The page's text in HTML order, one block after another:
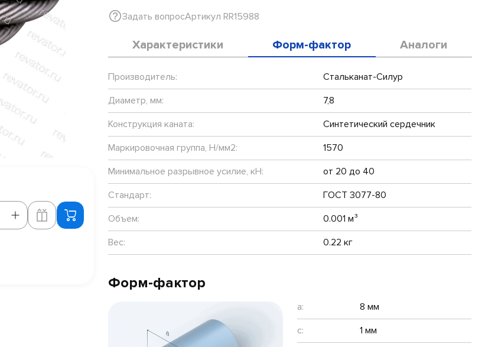
Задать вопросАртикул RR15988
Характеристики Форм-фактор Аналоги
Производитель:
Стальканат-Силур
Диаметр, мм:
7,8
Конструкция каната:
Синтетический сердечник
Маркировочная группа, Н/мм2:
1570
Минимальное разрывное усилие, кН:
от 20 до 40
Стандарт:
ГОСТ 3077-80
Объем:
0.001 м³
Вес:
0.22 кг
Форм-фактор
a:
8 мм
c:
1 мм